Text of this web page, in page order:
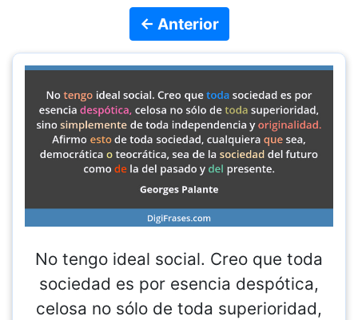
← Anterior
No tengo ideal social. Creo que toda
sociedad es por esencia despótica,
celosa no sólo de toda superioridad,